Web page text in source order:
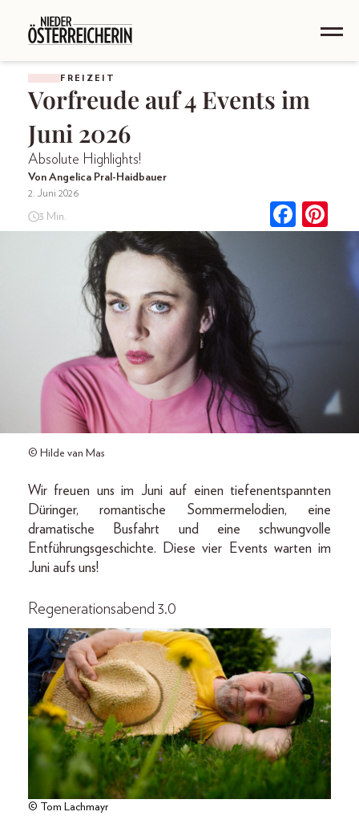
FREIZEIT
Vorfreude auf 4 Events im
Juni 2026
Absolute Highlights!
Von Angelica Pral-Haidbauer
2. Juni 2026
3 Min.
© Hilde van Mas
Wir freuen uns im Juni auf einen tiefenentspannten
Düringer, romantische Sommermelodien, eine
dramatische Busfahrt und eine schwungvolle
Entführungsgeschichte. Diese vier Events warten im
Juni aufs uns!
Regenerationsabend 3.0
© Tom Lachmayr